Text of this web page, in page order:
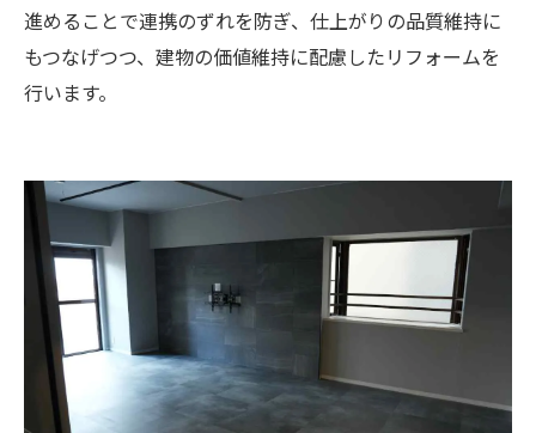
進めることで連携のずれを防ぎ、仕上がりの品質維持に
もつなげつつ、建物の価値維持に配慮したリフォームを
行います。